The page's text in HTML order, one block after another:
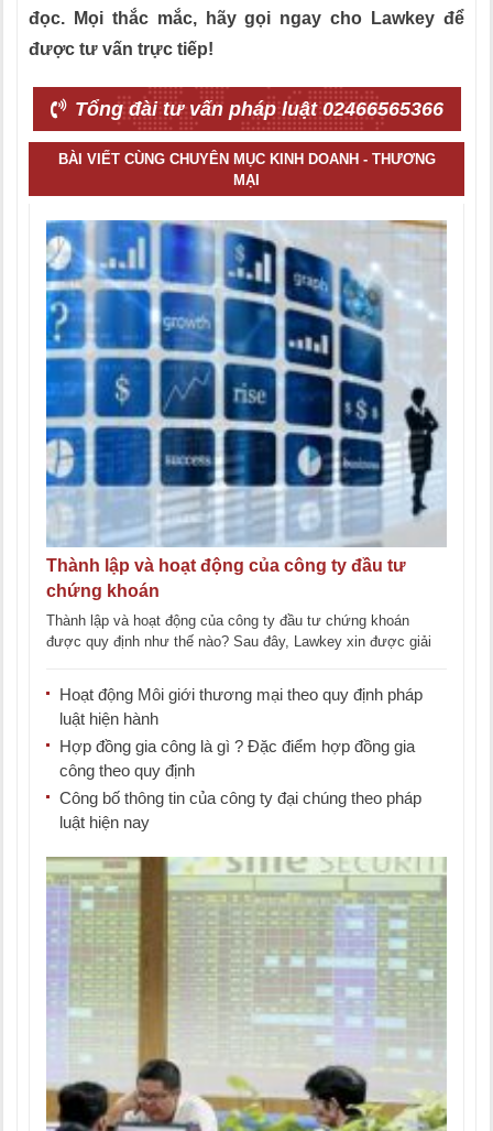
đọc. Mọi thắc mắc, hãy gọi ngay cho Lawkey để
được tư vấn trực tiếp!
Tổng đài tư vấn pháp luật 02466565366
BÀI VIẾT CÙNG CHUYÊN MỤC KINH DOANH - THƯƠNG
MẠI
Thành lập và hoạt động của công ty đầu tư
chứng khoán
Thành lập và hoạt động của công ty đầu tư chứng khoán
được quy định như thế nào? Sau đây, Lawkey xin được giải
Hoạt động Môi giới thương mại theo quy định pháp
luật hiện hành
Hợp đồng gia công là gì ? Đặc điểm hợp đồng gia
công theo quy định
Công bố thông tin của công ty đại chúng theo pháp
luật hiện nay